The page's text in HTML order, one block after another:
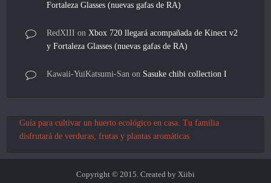
Fortaleza Glasses (nuevas gafas de RA)
RedXIII onXbox 720 llegará acompañada de Kinect v2
y Fortaleza Glasses (nuevas gafas de RA)
Kawaii-YuiKatsumi-San on Sasuke chibi collection I
Guía para cultivar un huerto ecológico en casa. Tu familia
disfrutará de verduras, frutas y plantas aromáticas
Copyright © 2015. Created by Xiibi